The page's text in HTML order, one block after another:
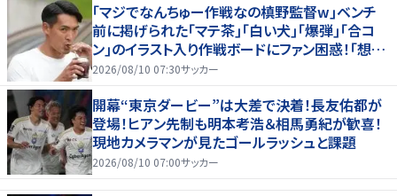
｢マジでなんちゅー作戦なの槙野監督w｣ベンチ
前に掲げられた｢マテ茶｣｢白い犬｣｢爆弾｣｢合コ
ン｣のイラスト入り作戦ボードにファン困惑！｢想像
よりデカくて吹いた｣
2026/08/10 07:30サッカー
開幕“東京ダービー”は大差で決着！長友佑都が
登場！ヒアン先制も明本考浩＆相馬勇紀が歓喜！
現地カメラマンが見たゴールラッシュと課題
2026/08/10 07:00サッカー